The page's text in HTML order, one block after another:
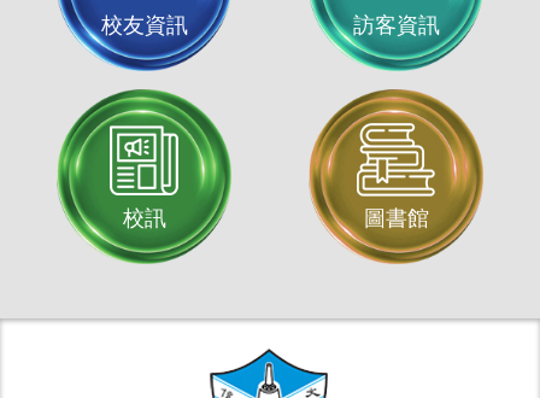
校友資訊 訪客資訊
校訊 圖書館